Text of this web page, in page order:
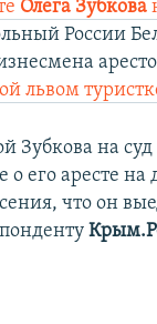
Олега Зубкова
России
львом
Зубкова на
его аресте на
что он